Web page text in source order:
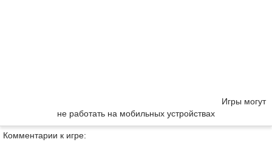
Игры могут
не работать на мобильных устройствах
Комментарии к игре: